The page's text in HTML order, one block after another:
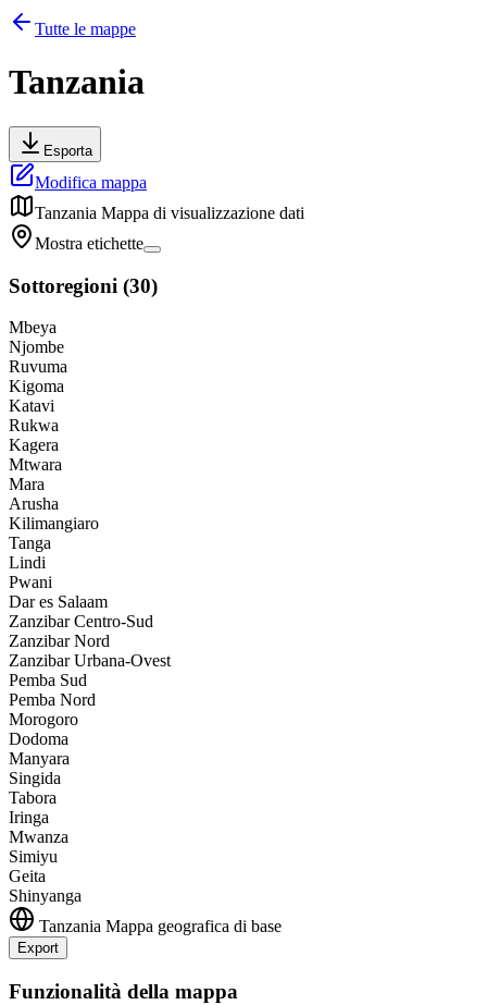
Tutte le mappe
Tanzania
Esporta
Modifica mappa
Tanzania Mappa di visualizzazione dati
Mostra etichette
Sottoregioni (30)
Mbeya
Njombe
Ruvuma
Kigoma
Katavi
Rukwa
Kagera
Mtwara
Mara
Arusha
Kilimangiaro
Tanga
Lindi
Pwani
Dar es Salaam
Zanzibar Centro-Sud
Zanzibar Nord
Zanzibar Urbana-Ovest
Pemba Sud
Pemba Nord
Morogoro
Dodoma
Manyara
Singida
Tabora
Iringa
Mwanza
Simiyu
Geita
Shinyanga
Tanzania Mappa geografica di base
Export
+
Funzionalità della mappa